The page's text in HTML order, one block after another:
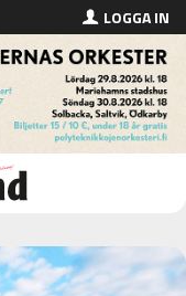
LOGGA IN